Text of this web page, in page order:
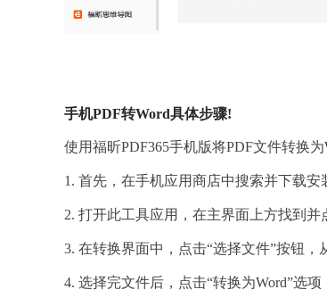
手机PDF转Word具体步骤!
使用福昕PDF365手机版将PDF文件转换
1. 首先，在手机应用商店中搜索并下载安
2. 打开此工具应用，在主界面上方找到并
3. 在转换界面中，点击“选择文件”按钮，
4. 选择完文件后，点击“转换为Word”选项